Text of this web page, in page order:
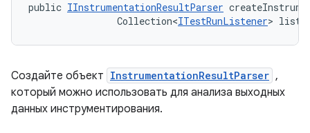
public IInstrumentationResultParser
                Collection<
ITestRunListener>
Создайте объект InstrumentationResultParser ,
который можно использовать для анализа выходных
данных инструментирования.